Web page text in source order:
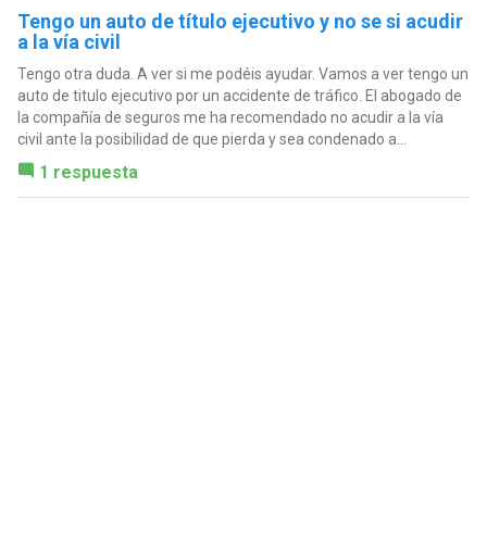
Tengo un auto de título ejecutivo y no se si acudir
a la vía civil
Tengo otra duda. A ver si me podéis ayudar. Vamos a ver tengo un
auto de titulo ejecutivo por un accidente de tráfico. El abogado de
la compañía de seguros me ha recomendado no acudir a la vía
civil ante la posibilidad de que pierda y sea condenado a...
1 respuesta